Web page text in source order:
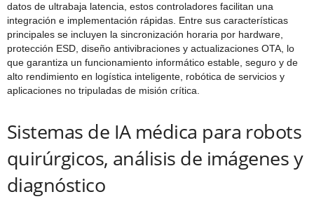
datos de ultrabaja latencia, estos controladores facilitan una
integración e implementación rápidas. Entre sus características
principales se incluyen la sincronización horaria por hardware,
protección ESD, diseño antivibraciones y actualizaciones OTA, lo
que garantiza un funcionamiento informático estable, seguro y de
alto rendimiento en logística inteligente, robótica de servicios y
aplicaciones no tripuladas de misión crítica.
Sistemas de IA médica para robots
quirúrgicos, análisis de imágenes y
diagnóstico